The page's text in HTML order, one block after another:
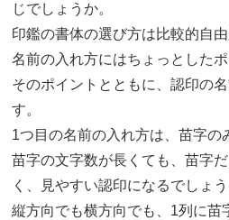
じでしょうか。
印鑑の書体の選び方は比較的自
名前の入れ方にはちょっとした
そのポイントとともに、認印の
す。
1つ目の名前の入れ方は、苗字の
苗字の文字数が長くても、苗字
く、見やすい認印になるでしょう
縦方向でも横方向でも、1列に苗